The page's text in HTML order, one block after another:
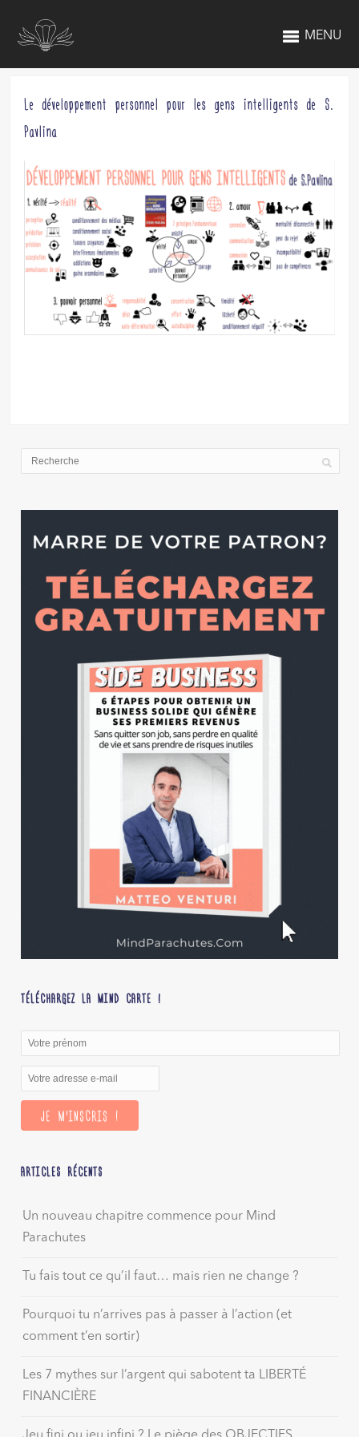
MENU
Le développement personnel pour les gens intelligents de S.
Pavlina
TÉLÉCHARGEZ LA MIND CARTE !
ARTICLES RÉCENTS
Un nouveau chapitre commence pour Mind
Parachutes
Tu fais tout ce qu’il faut… mais rien ne change ?
Pourquoi tu n’arrives pas à passer à l’action (et
comment t’en sortir)
Les 7 mythes sur l’argent qui sabotent ta LIBERTÉ
FINANCIÈRE